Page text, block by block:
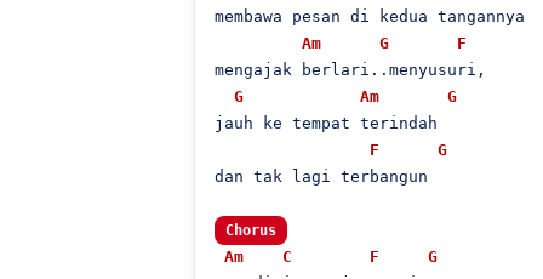
membawa pesan di kedua tangannya
Am
G
F
mengajak berlari..menyusuri,
G
Am
G
jauh ke tempat terindah
F
G
dan tak lagi terbangun
Chorus
Am C F
G